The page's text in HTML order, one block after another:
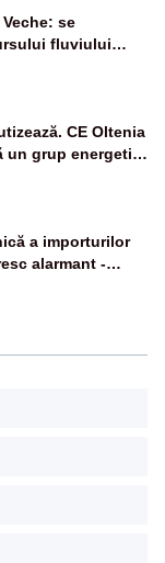
se
fluviului
CE Oltenia
un grup energetic
a importurilor
alarmant -